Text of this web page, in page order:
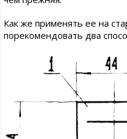
Как же применять ее на
порекомендовать два